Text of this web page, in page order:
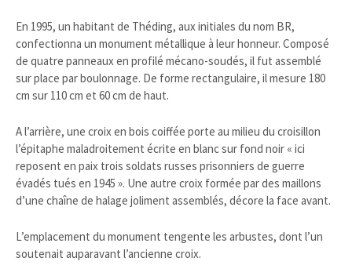
En 1995, un habitant de Théding, aux initiales du nom BR,
confectionna un monument métallique à leur honneur. Composé
de quatre panneaux en profilé mécano-soudés, il fut assemblé
sur place par boulonnage. De forme rectangulaire, il mesure 180
cm sur 110 cm et 60 cm de haut.
A l’arrière, une croix en bois coiffée porte au milieu du croisillon
l’épitaphe maladroitement écrite en blanc sur fond noir « ici
reposent en paix trois soldats russes prisonniers de guerre
évadés tués en 1945 ». Une autre croix formée par des maillons
d’une chaîne de halage joliment assemblés, décore la face avant.
L’emplacement du monument tengente les arbustes, dont l’un
soutenait auparavant l’ancienne croix.